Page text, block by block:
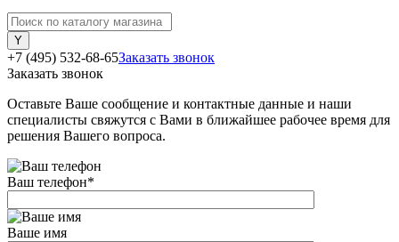
+7 (495) 532-68-65Заказать звонок
Заказать звонок
Оставьте Ваше сообщение и контактные данные и наши
специалисты свяжутся с Вами в ближайшее рабочее время для
решения Вашего вопроса.
аш телефон*
аше имя